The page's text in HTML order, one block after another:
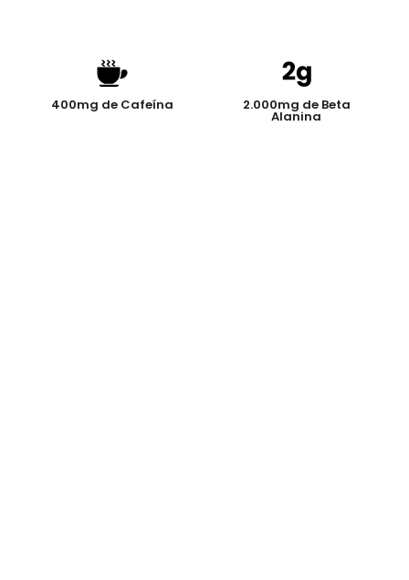
400mg de Cafeína 2.000mg de Beta
Alanina